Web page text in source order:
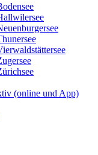
(online und App)